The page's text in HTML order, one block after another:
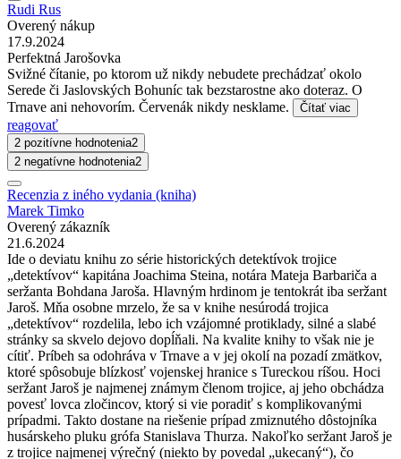
Rudi Rus
Overený nákup
17.9.2024
Perfektná Jarošovka
Svižné čítanie, po ktorom už nikdy nebudete prechádzať okolo
Serede či Jaslovských Bohuníc tak bezstarostne ako doteraz. O
Trnave ani nehovorím. Červenák nikdy nesklame.
Čítať viac
reagovať
2 pozitívne hodnotenia2
2 negatívne hodnotenia2
Recenzia z iného vydania (kniha)
Marek Timko
Overený zákazník
21.6.2024
Ide o deviatu knihu zo série historických detektívok trojice
„detektívov“ kapitána Joachima Steina, notára Mateja Barbariča a
seržanta Bohdana Jaroša. Hlavným hrdinom je tentokrát iba seržant
Jaroš. Mňa osobne mrzelo, že sa v knihe nesúrodá trojica
„detektívov“ rozdelila, lebo ich vzájomné protiklady, silné a slabé
stránky sa skvelo dejovo dopĺňali. Na kvalite knihy to však nie je
cítiť. Príbeh sa odohráva v Trnave a v jej okolí na pozadí zmätkov,
ktoré spôsobuje blízkosť vojenskej hranice s Tureckou ríšou. Hoci
seržant Jaroš je najmenej známym členom trojice, aj jeho obchádza
povesť lovca zločincov, ktorý si vie poradiť s komplikovanými
prípadmi. Takto dostane na riešenie prípad zmiznutého dôstojníka
husárskeho pluku grófa Stanislava Thurza. Nakoľko seržant Jaroš je
z trojice najmenej výrečný (niekto by povedal „ukecaný“), čo